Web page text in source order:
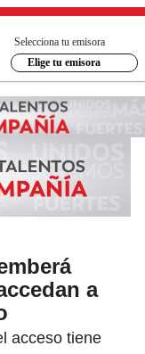
Selecciona tu emisora
Elige tu emisora
a
acceso tiene